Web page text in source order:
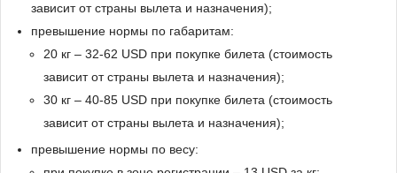
зависит от страны вылета и назначения);
превышение нормы по габаритам:
20 кг – 32-62 USD при покупке билета (стоимость
зависит от страны вылета и назначения);
30 кг – 40-85 USD при покупке билета (стоимость
зависит от страны вылета и назначения);
превышение нормы по весу: